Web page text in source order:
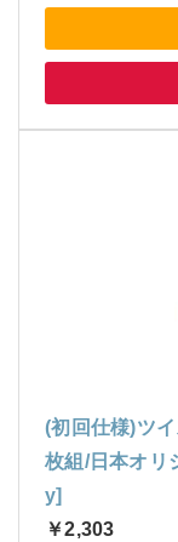
(初回仕様)ツ
枚組/日本オリ
y]
￥2,303